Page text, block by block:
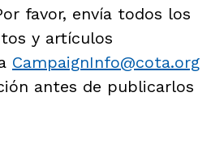
favor, envía todos los
y artículos
CampaignInfo@cota.org
antes de publicarlos